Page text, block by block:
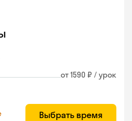
от 1590 ₽ / урок
Выбрать время